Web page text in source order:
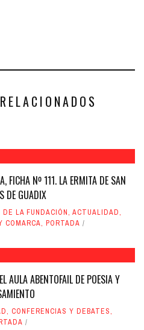
FICHA Nº 111. LA ERMITA DE SAN
DE GUADIX
LA FUNDACIÓN, ACTUALIDAD,
COMARCA, PORTADA
AULA ABENTOFAIL DE POESIA Y
, CONFERENCIAS Y DEBATES,